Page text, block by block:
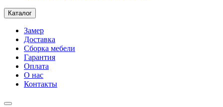
Каталог
Замер
Доставка
Сборка мебели
Гарантия
Оплата
О нас
Контакты